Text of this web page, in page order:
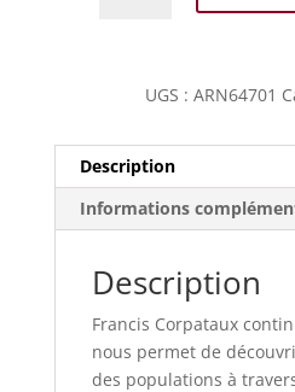
Vol.
15
-
Brésil
UGS : ARN64701
Description
Informations
Description
Francis Corpataux
nous permet de
des populations à